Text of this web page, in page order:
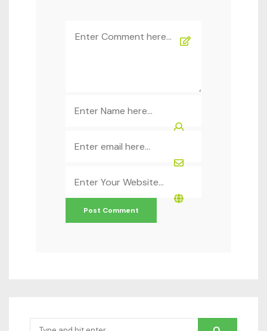
Search